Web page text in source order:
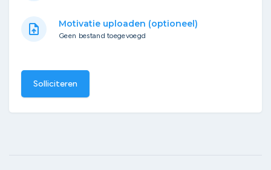
upload_file Motivatie uploaden (optioneel)
Geen bestand toegevoegd
Solliciteren